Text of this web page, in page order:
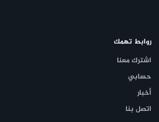
روابط تهمك
اشترك معنا
حسابي
أخبار
اتصل بنا